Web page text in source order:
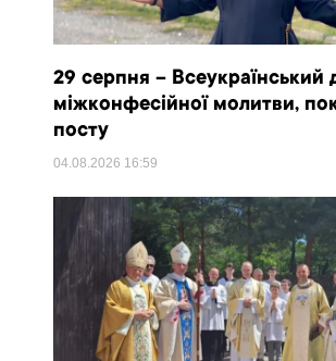
29 серпня – Всеукраїнський
міжконфесійної молитви,
посту
04.08.2026 16:59